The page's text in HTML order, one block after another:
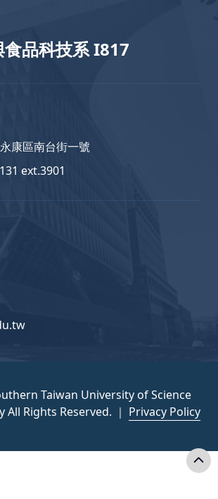
品科技系 I817
康區南台街一號
ext.3901
Taiwan University of Science
Rights Reserved. ｜ Privacy Policy